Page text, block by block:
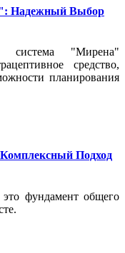
Надежный Выбор
система "Мирена"
средство,
планирования
Подход
фундамент общего